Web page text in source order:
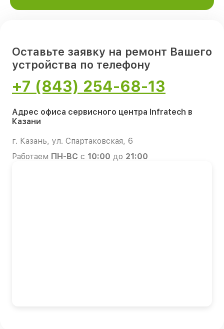
Оставьте заявку на ремонт Вашего
устройства по телефону
+7 (843) 254-68-13
Адрес офиса сервисного центра Infratech в
Казани
г. Казань, ул. Спартаковская, 6
Работаем ПН-ВС с 10:00 до 21:00